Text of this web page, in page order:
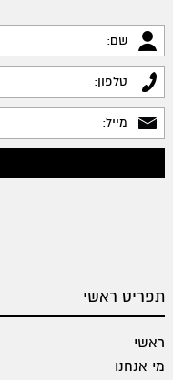
תפריט ראשי
ראשי
מי אנחנו